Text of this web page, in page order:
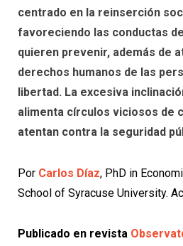
centrado en la reinserción
favoreciendo las conductas
quieren prevenir, además de
derechos humanos de las
libertad. La excesiva
alimenta círculos viciosos de
atentan contra la seguridad
Por Carlos Díaz, PhD in
School of Syracuse University.
Publicado en revista